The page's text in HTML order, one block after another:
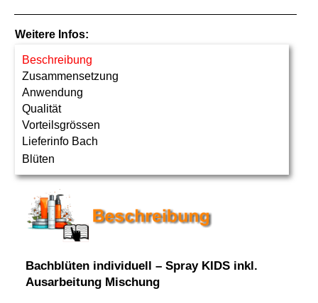
Weitere Infos:
Beschreibung
Zusammensetzung
Anwendung
Qualität
Vorteilsgrössen
Lieferinfo Bach
Blüten
Bachblüten individuell – Spray KIDS inkl.
Ausarbeitung Mischung